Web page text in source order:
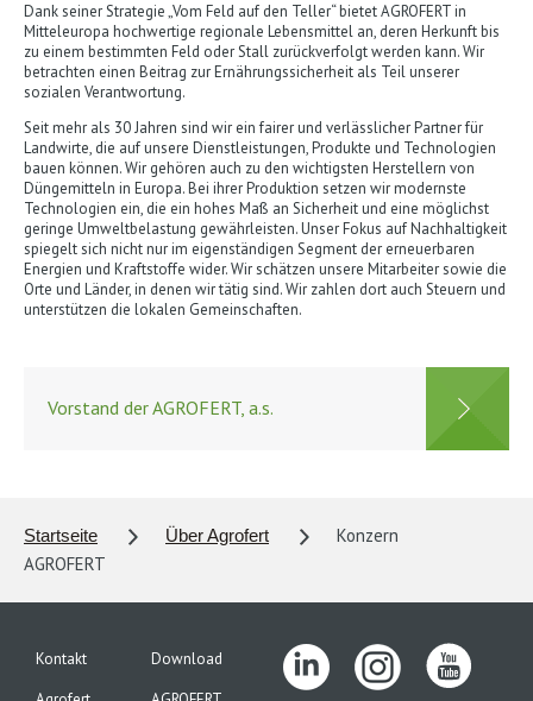
KARRIERE
AKTUELLES
Dank seiner Strategie „Vom Feld auf den Teller“ bietet AGROFERT in
Mitteleuropa hochwertige regionale Lebensmittel an, deren Herkunft bis
zu einem bestimmten Feld oder Stall zurückverfolgt werden kann. Wir
betrachten einen Beitrag zur Ernährungssicherheit als Teil unserer
sozialen Verantwortung.
Seit mehr als 30 Jahren sind wir ein fairer und verlässlicher Partner für
Landwirte, die auf unsere Dienstleistungen, Produkte und Technologien
bauen können. Wir gehören auch zu den wichtigsten Herstellern von
Düngemitteln in Europa. Bei ihrer Produktion setzen wir modernste
Technologien ein, die ein hohes Maß an Sicherheit und eine möglichst
geringe Umweltbelastung gewährleisten. Unser Fokus auf Nachhaltigkeit
spiegelt sich nicht nur im eigenständigen Segment der erneuerbaren
Energien und Kraftstoffe wider. Wir schätzen unsere Mitarbeiter sowie die
Orte und Länder, in denen wir tätig sind. Wir zahlen dort auch Steuern und
unterstützen die lokalen Gemeinschaften.
Vorstand der AGROFERT, a.s.
Startseite Über Agrofert
Konzern
AGROFERT
Kontakt
Download